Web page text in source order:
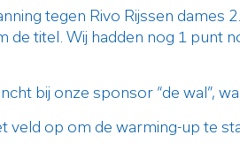
tegen Rivo Rijssen
titel. Wij hadden nog 1 punt
bij onze sponsor “de wal”,
veld op om de warming-up te